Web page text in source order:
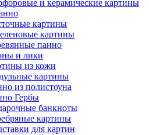
и керамические картины
картины
картины
панно
и лики
из кожи
картины
из полистоуна
Гербы
банкноты
картины
для картин